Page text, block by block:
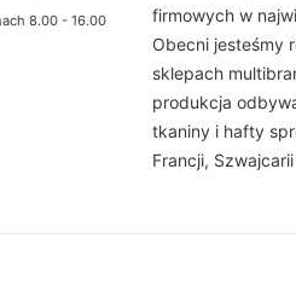
8.00 - 16.00
firmowych w
Obecni jesteśmy
sklepach
produkcja
tkaniny i hafty
Francji,